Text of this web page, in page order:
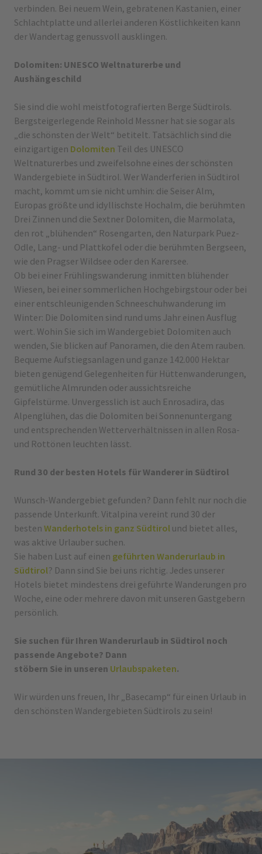
verbinden. Bei neuem Wein, gebratenen Kastanien, einer
Schlachtplatte und allerlei anderen Köstlichkeiten kann
der Wandertag genussvoll ausklingen.
Dolomiten: UNESCO Weltnaturerbe und
Aushängeschild
Sie sind die wohl meistfotografierten Berge Südtirols.
Bergsteigerlegende Reinhold Messner hat sie sogar als
„die schönsten der Welt“ betitelt. Tatsächlich sind die
einzigartigen Dolomiten Teil des UNESCO
Weltnaturerbes und zweifelsohne eines der schönsten
Wandergebiete in Südtirol. Wer Wanderferien in Südtirol
macht, kommt um sie nicht umhin: die Seiser Alm,
Europas größte und idyllischste Hochalm, die berühmten
Drei Zinnen und die Sextner Dolomiten, die Marmolata,
den rot „blühenden“ Rosengarten, den Naturpark Puez-
Odle, Lang- und Plattkofel oder die berühmten Bergseen,
wie den Pragser Wildsee oder den Karersee.
Ob bei einer Frühlingswanderung inmitten blühender
Wiesen, bei einer sommerlichen Hochgebirgstour oder bei
einer entschleunigenden Schneeschuhwanderung im
Winter: Die Dolomiten sind rund ums Jahr einen Ausflug
wert. Wohin Sie sich im Wandergebiet Dolomiten auch
wenden, Sie blicken auf Panoramen, die den Atem rauben.
Bequeme Aufstiegsanlagen und ganze 142.000 Hektar
bieten genügend Gelegenheiten für Hüttenwanderungen,
gemütliche Almrunden oder aussichtsreiche
Gipfelstürme. Unvergesslich ist auch Enrosadira, das
Alpenglühen, das die Dolomiten bei Sonnenuntergang
und entsprechenden Wetterverhältnissen in allen Rosa-
und Rottönen leuchten lässt.
Rund 30 der besten Hotels für Wanderer in Südtirol
Wunsch-Wandergebiet gefunden? Dann fehlt nur noch die
passende Unterkunft. Vitalpina vereint rund 30 der
besten Wanderhotels in ganz Südtirol und bietet alles,
was aktive Urlauber suchen.
Sie haben Lust auf einen geführten Wanderurlaub in
Südtirol ? Dann sind Sie bei uns richtig. Jedes unserer
Hotels bietet mindestens drei geführte Wanderungen pro
Woche, eine oder mehrere davon mit unseren Gastgebern
persönlich.
Sie suchen für Ihren Wanderurlaub in Südtirol noch
passende Angebote? Dann
stöbern Sie in unseren Urlaubspaketen.
Wir würden uns freuen, Ihr „Basecamp“ für einen Urlaub in
den schönsten Wandergebieten Südtirols zu sein!